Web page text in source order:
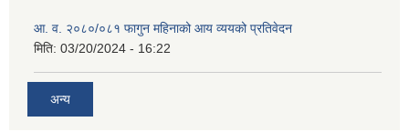
आ. व. २०८०/०८१ फागुन महिनाको आय व्ययको प्रतिवेदन
मिति: 03/20/2024 - 16:22
अन्य